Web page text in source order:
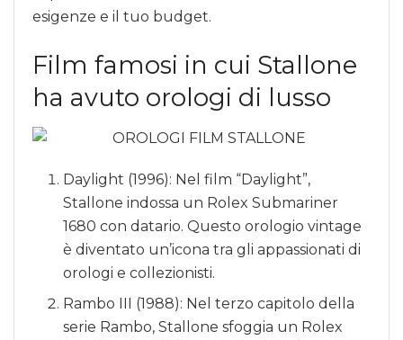
esigenze e il tuo budget.
Film famosi in cui Stallone
ha avuto orologi di lusso
Daylight (1996): Nel film “Daylight”,
Stallone indossa un Rolex Submariner
1680 con datario. Questo orologio vintage
è diventato un’icona tra gli appassionati di
orologi e collezionisti.
Rambo III (1988): Nel terzo capitolo della
serie Rambo, Stallone sfoggia un Rolex